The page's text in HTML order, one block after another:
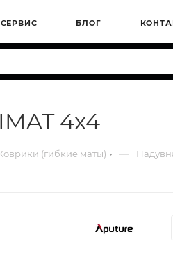
СЕРВИС БЛОГ
4x4
(гибкие маты) —